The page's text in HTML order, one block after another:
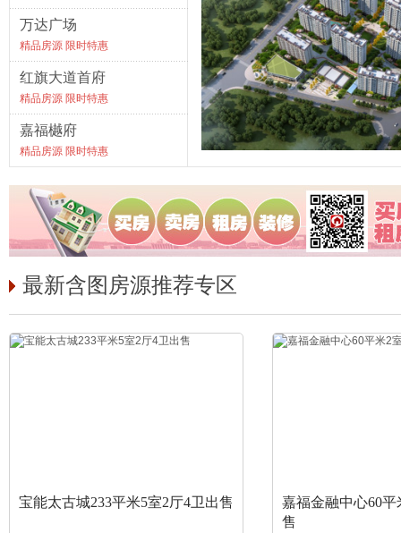
万达广场
精品房源 限时特惠
红旗大道首府
精品房源 限时特惠
嘉福樾府
精品房源 限时特惠
最新含图房源推荐专区
宝能太古城233平米5室2厅4卫出售
嘉福金融中心60平
售